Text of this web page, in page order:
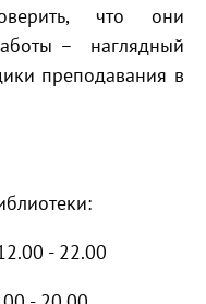
что они
– наглядный
преподавания в
- 22.00